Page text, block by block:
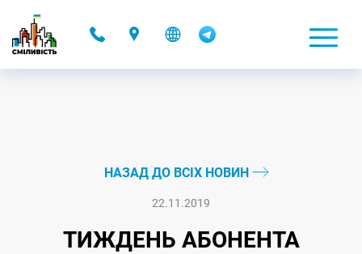
НАЗАД ДО ВСІХ НОВИН
22.11.2019
ТИЖДЕНЬ АБОНЕНТА